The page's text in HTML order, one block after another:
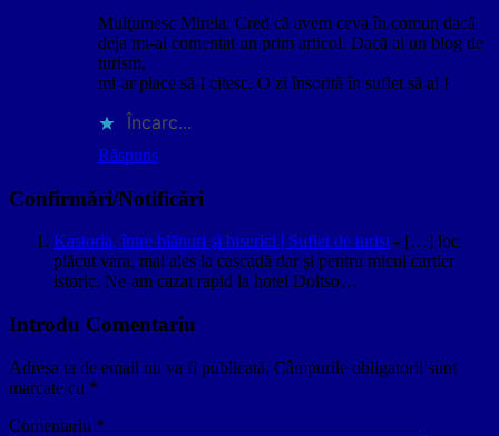
Mulţumesc Mirela. Cred că avem ceva în comun dacă
deja mi-ai comentat un prim articol. Dacă ai un blog de
turism,
mi-ar place să-l citesc. O zi însorită în suflet să ai !
Încarc...
Răspuns
Confirmări/Notificări
Kastoria, între blănuri şi biserici | Suflet de turist - […] loc
plăcut vara, mai ales la cascadă dar și pentru micul cartier
istoric. Ne-am cazat rapid la hotel Doltso…
Introdu Comentariu
Adresa ta de email nu va fi publicată. Câmpurile obligatorii sunt
marcate cu *
Comentariu *